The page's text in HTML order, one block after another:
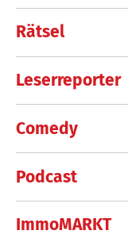
Rätsel
Leserreporter
Comedy
Podcast
ImmoMARKT